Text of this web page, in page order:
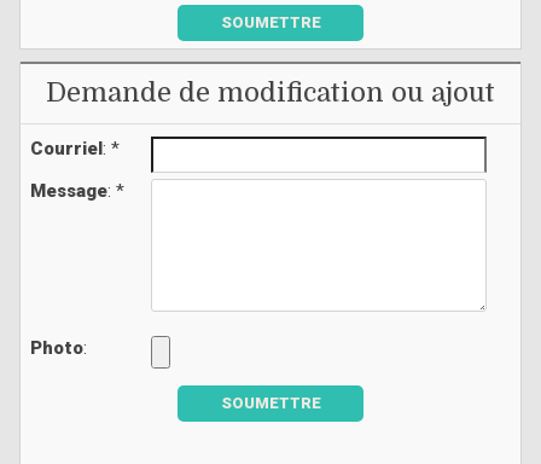
SOUMETTRE
Demande de modification ou ajout
Courriel: *
Message: *
Photo:
SOUMETTRE